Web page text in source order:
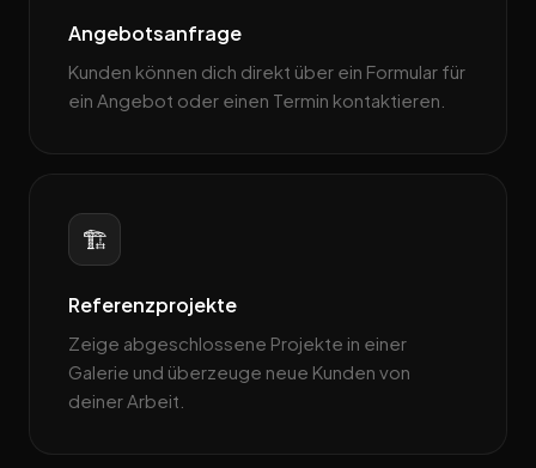
Angebotsanfrage
Kunden können dich direkt über ein Formular für
ein Angebot oder einen Termin kontaktieren.
🏗️
Referenzprojekte
Zeige abgeschlossene Projekte in einer
Galerie und überzeuge neue Kunden von
deiner Arbeit.